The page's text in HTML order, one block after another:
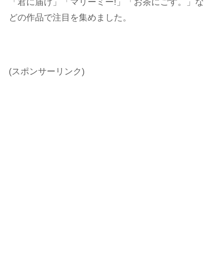
どの作品で注目を集めました。
(スポンサーリンク)